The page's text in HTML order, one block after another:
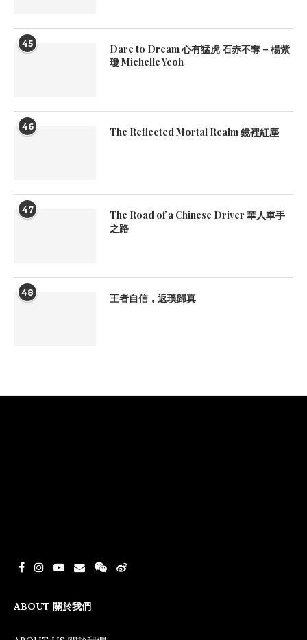
45
Dare to Dream 心有猛虎 石赤不奪 – 楊紫
瓊 Michelle Yeoh
46 The Reflected Mortal Realm 鏡裡紅塵
47
The Road of a Chinese Driver 華人車手
之路
48 王者自信，返璞歸真
ABOUT 關於我們